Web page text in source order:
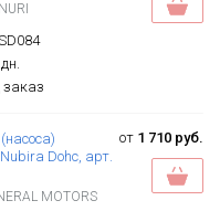
заказ
Dohc, арт.
MOTORS
от 1 710 руб.